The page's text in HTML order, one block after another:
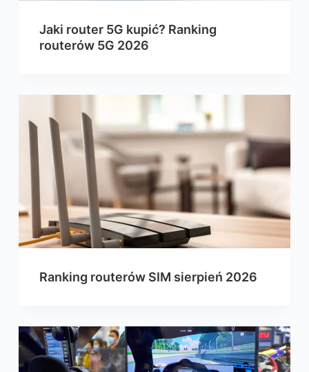
Jaki router 5G kupić? Ranking
routerów 5G 2026
Ranking routerów SIM sierpień 2026